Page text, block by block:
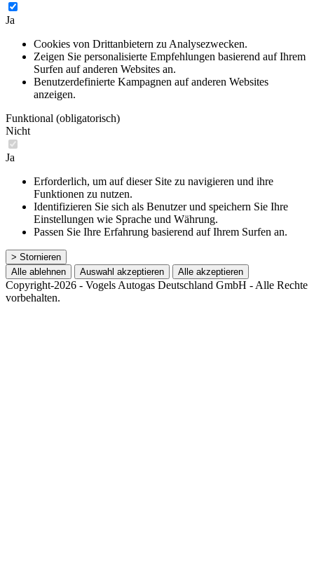
Ja
Cookies von Drittanbietern zu Analysezwecken.
Zeigen Sie personalisierte Empfehlungen basierend auf Ihrem
Surfen auf anderen Websites an.
Benutzerdefinierte Kampagnen auf anderen Websites
anzeigen.
Funktional (obligatorisch)
Nicht
Ja
Erforderlich, um auf dieser Site zu navigieren und ihre
Funktionen zu nutzen.
Identifizieren Sie sich als Benutzer und speichern Sie Ihre
Einstellungen wie Sprache und Währung.
Passen Sie Ihre Erfahrung basierend auf Ihrem Surfen an.
> Stornieren
Alle ablehnen
Auswahl akzeptieren Alle akzeptieren
Copyright-2026 - Vogels Autogas Deutschland GmbH - Alle Rechte
vorbehalten.